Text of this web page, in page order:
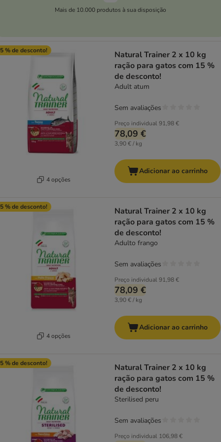
Mais de 10.000 produtos à sua disposição
% de desconto!
4 opções
Natural Trainer 2 x 10 kg
ração para gatos com 15 %
de desconto!
Adult atum
Preço individual91,98 €
78,09 €
3,90 € / kg
Sem avaliações
Adicionar ao carrinho
% de desconto!
4 opções
Natural Trainer 2 x 10 kg
ração para gatos com 15 %
de desconto!
Adulto frango
Preço individual91,98 €
78,09 €
3,90 € / kg
Sem avaliações
Adicionar ao carrinho
% de desconto!
Natural Trainer 2 x 10 kg
ração para gatos com 15 %
de desconto!
Sterilised peru
Preço individual 106,98 €
Sem avaliações